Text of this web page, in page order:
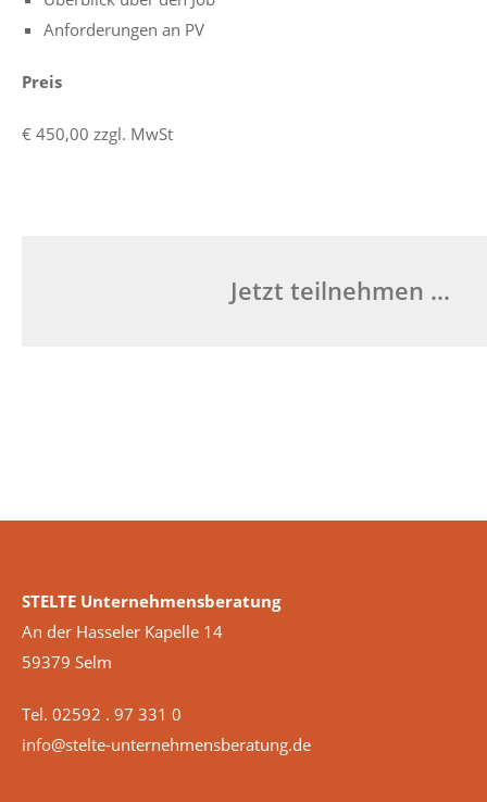
Anforderungen an PV
Preis
€ 450,00 zzgl. MwSt
Jetzt teilnehmen …
STELTE Unternehmensberatung
An der Hasseler Kapelle 14
59379 Selm
Tel. 02592 . 97 331 0
info@stelte-unternehmensberatung.de